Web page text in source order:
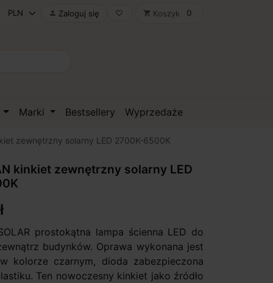
 Zaloguj się favorite_border shopping_cart Koszyk 0
Marki Bestsellery Wyprzedaże
zewnętrzny solarny LED 2700K-6500K
kinkiet zewnętrzny solarny LED
prostokątna lampa ścienna LED do
budynków. Oprawa wykonana jest
kolorze czarnym, dioda zabezpieczona
Ten nowoczesny kinkiet jako źródło